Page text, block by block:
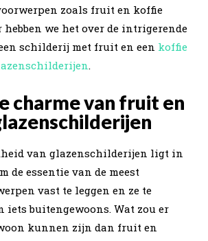
zoals fruit en koffie
hebben we het over de intrigerende
schilderij met fruit en een koffie
.
charme van fruit en
van glazenschilderijen ligt in
de essentie van de meest
vast te leggen en ze te
buitengewoons. Wat zou er
kunnen zijn dan fruit en